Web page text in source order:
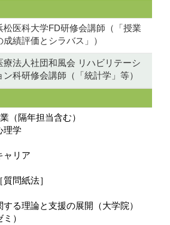
松医科大学FD研修会講師（「授業
成績評価とシラバス」）
療法人社団和風会 リハビリテーシ
ン科研修会講師（「統計学」等）
（隔年担当含む）
理学
ャリア
問紙法］
る理論と支援の展開（大学院）
）